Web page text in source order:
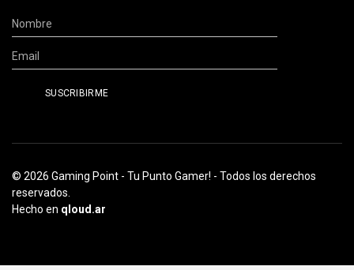
© 2026 Gaming Point - Tu Punto Gamer! - Todos los derechos
reservados.
Hecho en qloud.ar